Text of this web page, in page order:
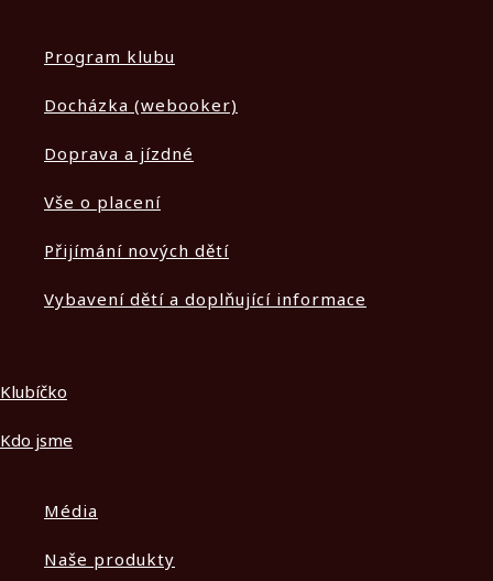
Program klubu
Docházka (webooker)
Doprava a jízdné
Vše o placení
Přijímání nových dětí
Vybavení dětí a doplňující informace
Klubíčko
Kdo jsme
Média
Naše produkty